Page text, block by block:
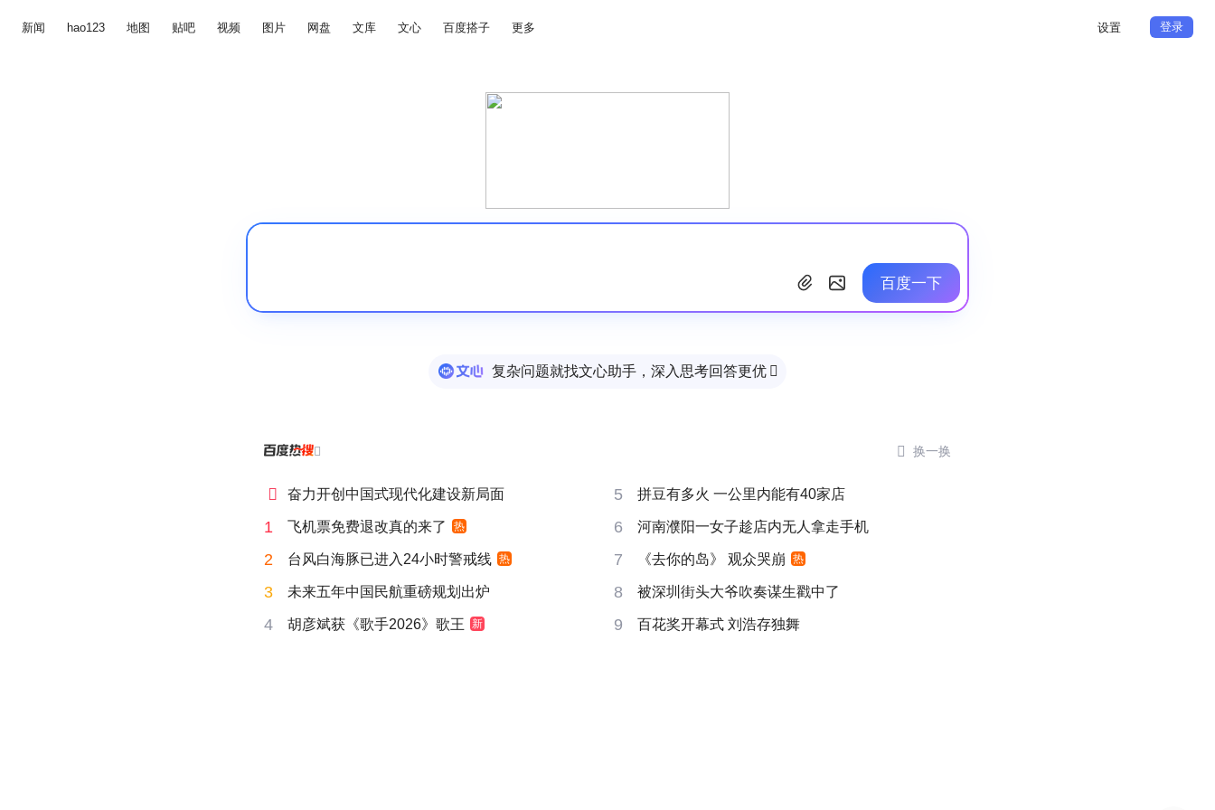
新闻 hao123 地图 贴吧 视频 图片 网盘 文库 文心 百度搭子 更多 设置 登录
百度一下
复杂问题就找文心助手，深入思考回答更优 
  换一换
 奋力开创中国式现代化建设新局面 5 拼豆有多火 一公里内能有40家店
1 飞机票免费退改真的来了 热 6 河南濮阳一女子趁店内无人拿走手机
2 台风白海豚已进入24小时警戒线 热 7 《去你的岛》 观众哭崩 热
3 未来五年中国民航重磅规划出炉 8 被深圳街头大爷吹奏谋生戳中了
4 胡彦斌获《歌手2026》歌王 新 9 百花奖开幕式 刘浩存独舞